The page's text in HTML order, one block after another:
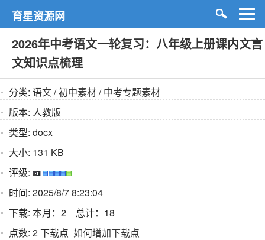
育星资源网
2026年中考语文一轮复习：八年级上册课内文言
文知识点梳理
分类: 语文/初中素材/中考专题素材
版本: 人教版
类型: docx
大小: 131 KB
评级:
时间: 2025/8/7 8:23:04
下载: 本月：2 总计：18
点数: 2 下载点 如何增加下载点